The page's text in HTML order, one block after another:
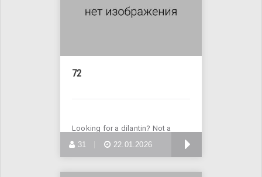
72
Looking for a dilantin? Not a
problem! Visit the website
31 22.01.2026